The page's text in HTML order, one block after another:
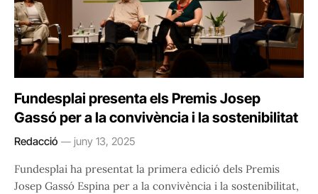
Fundesplai presenta els Premis Josep
Gassó per a la convivència i la sostenibilitat
Redacció juny 13, 2025
Fundesplai ha presentat la primera edició dels Premis
Josep Gassó Espina per a la convivència i la sostenibilitat,